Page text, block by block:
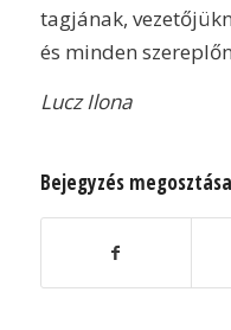
tagjának,
és minden
Lucz Ilona
Bejegyzés megosztása